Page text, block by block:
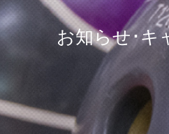
お知らせ･キ